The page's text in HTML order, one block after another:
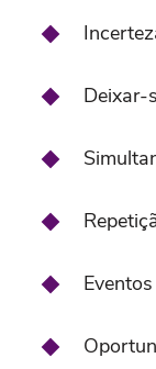
Deixar-